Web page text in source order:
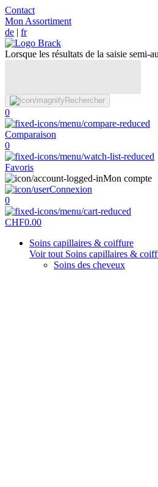
Contact
Mon Assortiment
de | fr
Lorsque les résultats de la saisie semi-
Rechercher
0
Comparaison
0
Favoris
Mon compte
Connexion
0
CHF0.00
Soins capillaires & coiffure
Voir tout Soins capillaires &
Soins des cheveux